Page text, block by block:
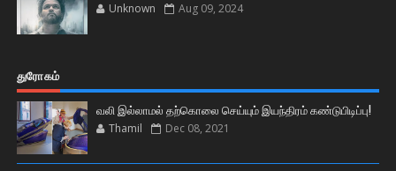
Unknown Aug 09, 2024
துரோகம்
வலி இல்லாமல் தற்கொலை செய்யும் இயந்திரம் கண்டுபிடிப்பு!
Thamil Dec 08, 2021